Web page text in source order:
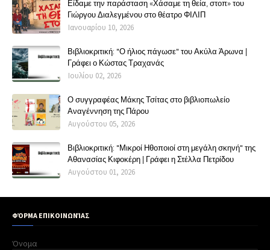
Είδαμε την παράσταση «Χάσαμε τη θεία, στοπ» του
Γιώργου Διαλεγμένου στο θέατρο ΦΙΛΙΠ
Ιανουαρίου 10, 2026
Βιβλιοκριτική: "Ο ήλιος πάγωσε" του Ακύλα Άρωνα |
Γράφει ο Κώστας Τραχανάς
Ιουλίου 02, 2026
Ο συγγραφέας Μάκης Τσίτας στο βιβλιοπωλείο
Αναγέννηση της Πάρου
Αυγούστου 05, 2026
Βιβλιοκριτική: "Μικροί Ηθοποιοί στη μεγάλη σκηνή" της
Αθανασίας Κιφοκέρη | Γράφει η Στέλλα Πετρίδου
Αυγούστου 01, 2026
ΦΌΡΜΑ ΕΠΙΚΟΙΝΩΝΊΑΣ
Όνομα